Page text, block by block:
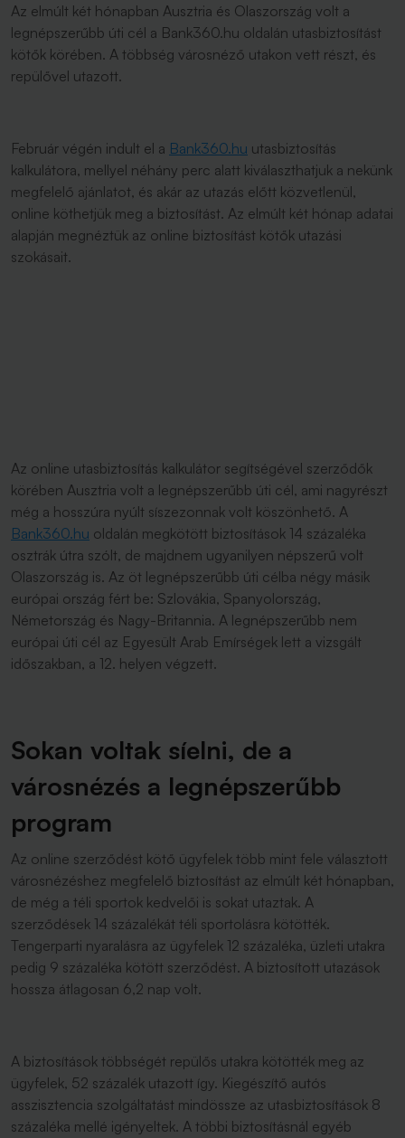
Az elmúlt két hónapban Ausztria és Olaszország volt a
legnépszerűbb úti cél a Bank360.hu oldalán utasbiztosítást
kötők körében. A többség városnéző utakon vett részt, és
repülővel utazott.
Február végén indult el a Bank360.hu utasbiztosítás
kalkulátora, mellyel néhány perc alatt kiválaszthatjuk a nekünk
megfelelő ajánlatot, és akár az utazás előtt közvetlenül,
online köthetjük meg a biztosítást. Az elmúlt két hónap adatai
alapján megnéztük az online biztosítást kötők utazási
szokásait.
Az online utasbiztosítás kalkulátor segítségével szerződők
körében Ausztria volt a legnépszerűbb úti cél, ami nagyrészt
még a hosszúra nyúlt síszezonnak volt köszönhető. A
Bank360.hu oldalán megkötött biztosítások 14 százaléka
osztrák útra szólt, de majdnem ugyanilyen népszerű volt
Olaszország is. Az öt legnépszerűbb úti célba négy másik
európai ország fért be: Szlovákia, Spanyolország,
Németország és Nagy-Britannia. A legnépszerűbb nem
európai úti cél az Egyesült Arab Emírségek lett a vizsgált
időszakban, a 12. helyen végzett.
Sokan voltak síelni, de a
városnézés a legnépszerűbb
program
Az online szerződést kötő ügyfelek több mint fele választott
városnézéshez megfelelő biztosítást az elmúlt két hónapban,
de még a téli sportok kedvelői is sokat utaztak. A
szerződések 14 százalékát téli sportolásra kötötték.
Tengerparti nyaralásra az ügyfelek 12 százaléka, üzleti utakra
pedig 9 százaléka kötött szerződést. A biztosított utazások
hossza átlagosan 6,2 nap volt.
A biztosítások többségét repülős utakra kötötték meg az
ügyfelek, 52 százalék utazott így. Kiegészítő autós
asszisztencia szolgáltatást mindössze az utasbiztosítások 8
százaléka mellé igényeltek. A többi biztosításnál egyéb